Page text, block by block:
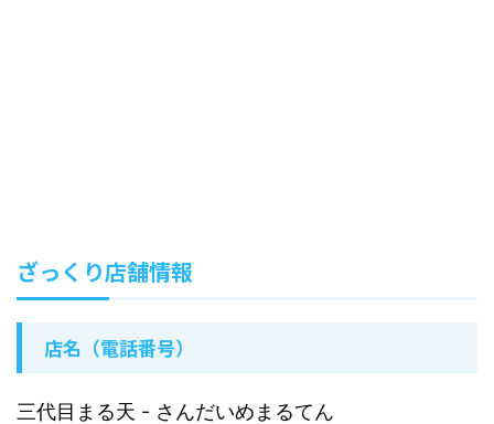
ざっくり店舗情報
店名（電話番号）
三代目まる天 - さんだいめまるてん